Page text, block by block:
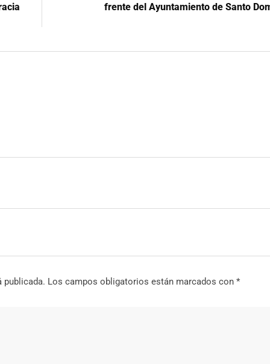
frente del Ayuntamiento de Santo
publicada. Los campos obligatorios están marcados con *